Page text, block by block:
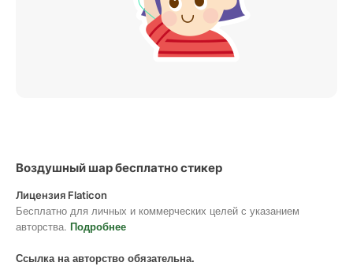
Воздушный шар бесплатно стикер
Лицензия Flaticon
Бесплатно для личных и коммерческих целей с указанием
авторства. Подробнее
Ссылка на авторство обязательна.